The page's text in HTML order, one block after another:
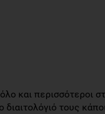
και περισσότεροι
διαιτολόγιό τους